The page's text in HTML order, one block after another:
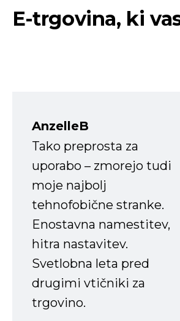
E-trgovina, ki
AnzelleB
Tako preprosta za
uporabo – zmorejo tudi
moje najbolj
tehnofobične stranke.
Enostavna namestitev,
hitra nastavitev.
Svetlobna leta pred
drugimi vtičniki za
trgovino.